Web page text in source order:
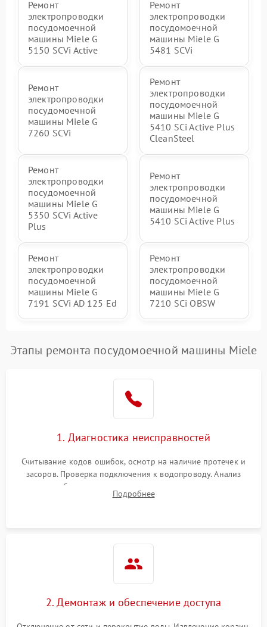
Ремонт
электропроводки
посудомоечной
машины Miele G
5150 SCVi Active
Ремонт
электропроводки
посудомоечной
машины Miele G
5481 SCVi
Ремонт
электропроводки
посудомоечной
машины Miele G
7260 SCVi
Ремонт
электропроводки
посудомоечной
машины Miele G
5410 SCi Active Plus
CleanSteel
Ремонт
электропроводки
посудомоечной
машины Miele G
5350 SCVi Active
Plus
Ремонт
электропроводки
посудомоечной
машины Miele G
5410 SCi Active Plus
Ремонт
электропроводки
посудомоечной
машины Miele G
7191 SCVi AD 125 Ed
Ремонт
электропроводки
посудомоечной
машины Miele G
7210 SCi OBSW
Этапы ремонта посудомоечной машины Miele
1. Диагностика неисправностей
Считывание кодов ошибок, осмотр на наличие протечек и
засоров. Проверка подключения к водопроводу. Анализ
жалоб на отсутствие слива, нагрева, вращения
разбрызгивателей или срабатывание системы защиты
Подробнее
2. Демонтаж и обеспечение доступа